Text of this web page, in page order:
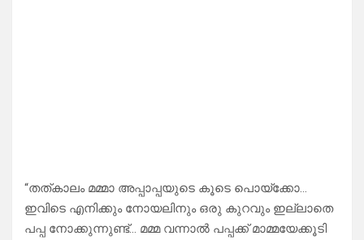
“തത്കാലം മമ്മാ അപ്പാപ്പയുടെ കൂടെ പൊയ്ക്കോ…
ഇവിടെ എനിക്കും നോയലിനും ഒരു കുറവും ഇല്ലാതെ
പപ്പ നോക്കുന്നുണ്ട്… മമ്മ വന്നാൽ പപ്പക്ക് മാമ്മയേക്കൂടി